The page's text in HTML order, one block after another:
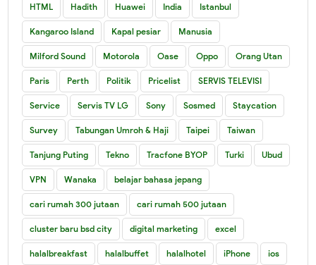
HTML Hadith Huawei India Istanbul
Kangaroo Island Kapal pesiar Manusia
Milford Sound Motorola Oase Oppo Orang Utan
Paris Perth Politik Pricelist SERVIS TELEVISI
Service Servis TV LG Sony Sosmed Staycation
Survey Tabungan Umroh & Haji Taipei Taiwan
Tanjung Puting Tekno Tracfone BYOP Turki Ubud
VPN Wanaka belajar bahasa jepang
cari rumah 300 jutaan cari rumah 500 jutaan
cluster baru bsd city digital marketing excel
halalbreakfast halalbuffet halalhotel iPhone ios